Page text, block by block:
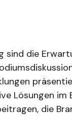
sind die
Lösungen im
die